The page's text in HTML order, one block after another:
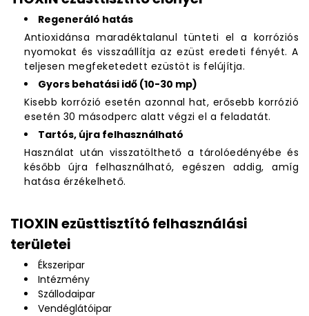
Regeneráló hatás
Antioxidánsa maradéktalanul tünteti el a korróziós
nyomokat és visszaállítja az ezüst eredeti fényét. A
teljesen megfeketedett ezüstöt is felújítja.
Gyors behatási idő (10-30 mp)
Kisebb korrózió esetén azonnal hat, erősebb korrózió
esetén 30 másodperc alatt végzi el a feladatát.
Tartós, újra felhasználható
Használat után visszatölthető a tárolóedényébe és
később újra felhasználható, egészen addig, amíg
hatása érzékelhető.
TIOXIN ezüsttisztító felhasználási
területei
Ékszeripar
Intézmény
Szállodaipar
Vendéglátóipar